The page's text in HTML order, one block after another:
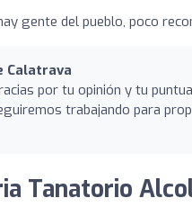
gente del pueblo, poco
Calatrava
por tu opinión y tu
trabajando para
Tanatorio